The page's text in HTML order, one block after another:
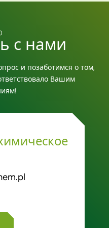
с нами
и позаботимся о том,
Вашим